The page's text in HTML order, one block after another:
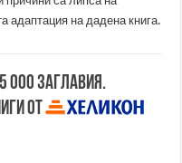
адаптация на дадена книга.
000 заглавия.
от